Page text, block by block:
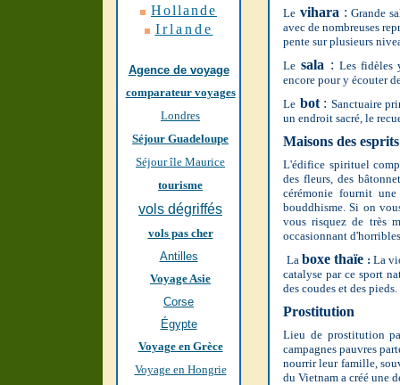
Hollande
Irlande
Agence de voyage
comparateur voyages
Londres
Séjour Guadeloupe
Séjour île Maurice
tourisme
vols dégriffés
vols pas cher
Antilles
Voyage Asie
Corse
Égypte
Voyage en Grèce
Voyage en Hongrie
Le vihara :Grande
avec de nombreuses
pente sur plusieurs
Le sala : Les fidèles
encore pour y écouter
Le bot: Sanctuaire
un endroit sacré, le
Maisons des esprits
L'édifice spirituel
des fleurs, des
cérémonie fournit
bouddhisme. Si on
vous risquez de très
occasionnant
La boxe thaïe : La
catalyse par ce sport
des coudes et des pieds.
Prostitution
Lieu de prostitution
campagnes pauvres
nourrir leur famille,
du Vietnam a créé une